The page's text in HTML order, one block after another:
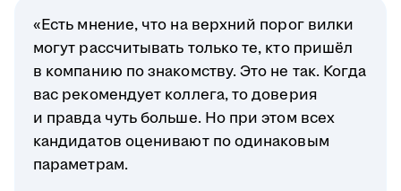
«Есть мнение, что на верхний порог вилки
могут рассчитывать только те, кто пришёл
в компанию по знакомству. Это не так. Когда
вас рекомендует коллега, то доверия
и правда чуть больше. Но при этом всех
кандидатов оценивают по одинаковым
параметрам.